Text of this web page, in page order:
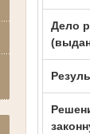
Дело